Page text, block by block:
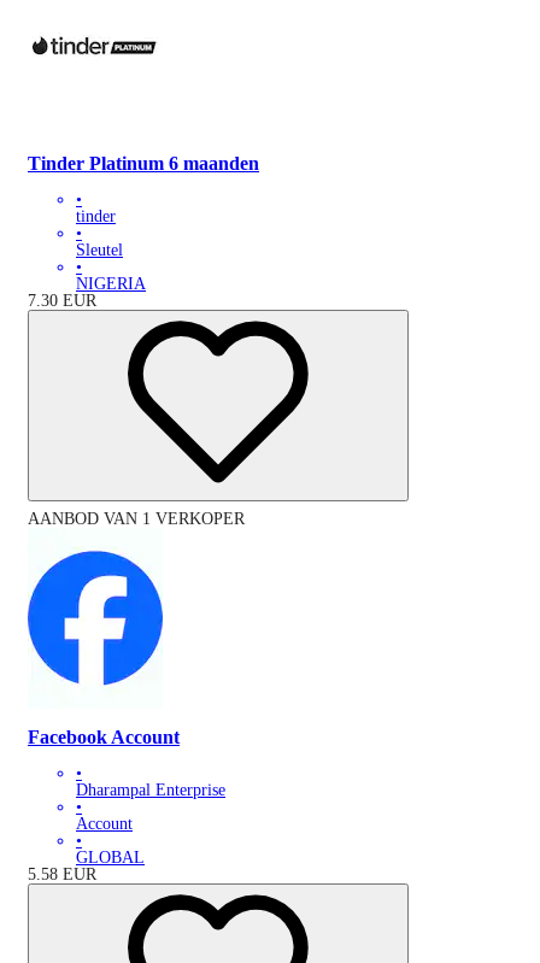
Tinder Platinum 6 maanden
•
tinder
•
Sleutel
•
NIGERIA
7.30 EUR
AANBOD VAN 1 VERKOPER
Facebook Account
•
Dharampal Enterprise
•
Account
•
GLOBAL
5.58 EUR